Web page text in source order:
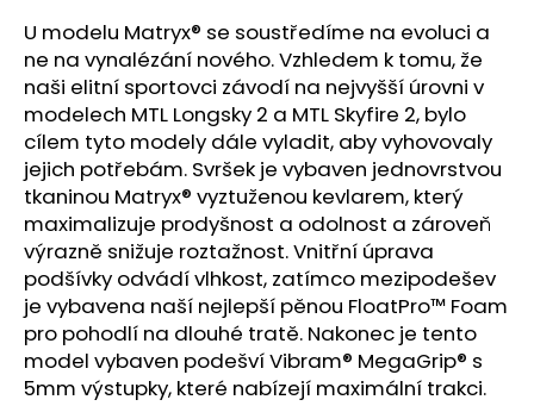
hvězdiček.
U modelu Matryx® se soustředíme na evoluci a
ne na vynalézání nového. Vzhledem k tomu, že
naši elitní sportovci závodí na nejvyšší úrovni v
modelech MTL Longsky 2 a MTL Skyfire 2, bylo
cílem tyto modely dále vyladit, aby vyhovovaly
jejich potřebám. Svršek je vybaven jednovrstvou
tkaninou Matryx® vyztuženou kevlarem, který
maximalizuje prodyšnost a odolnost a zároveň
výrazně snižuje roztažnost. Vnitřní úprava
podšívky odvádí vlhkost, zatímco mezipodešev
je vybavena naší nejlepší pěnou FloatPro™ Foam
pro pohodlí na dlouhé tratě. Nakonec je tento
model vybaven podešví Vibram® MegaGrip® s
5mm výstupky, které nabízejí maximální trakci.
HLEDAT
D
o
p
o
r
u
č
u
j